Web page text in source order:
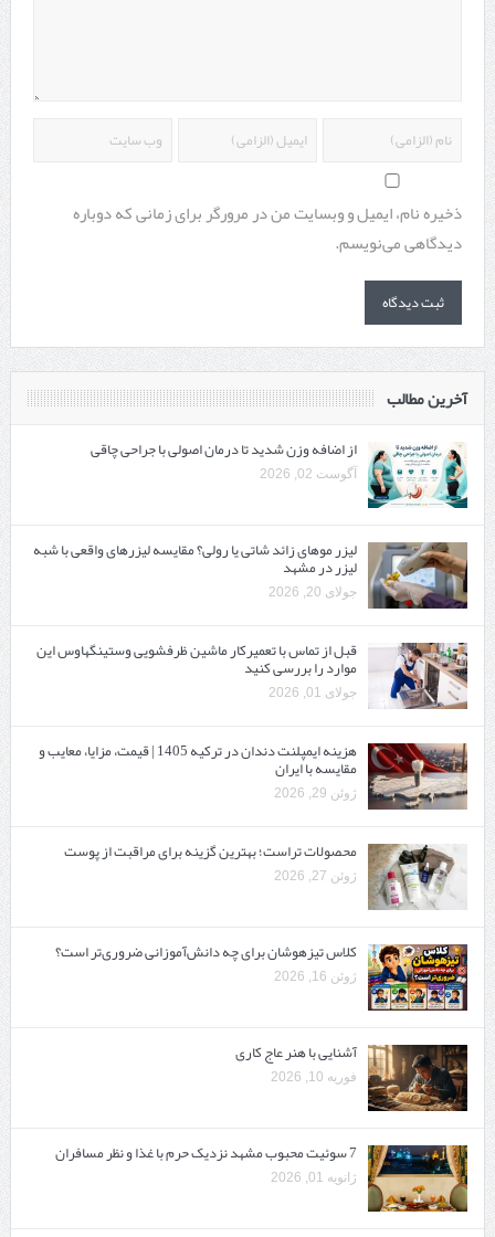
ذخیره نام، ایمیل و وبسایت من در مرورگر برای زمانی که دوباره
دیدگاهی می‌نویسم.
آخرین مطالب
از اضافه وزن شدید تا درمان اصولی با جراحی چاقی
آگوست 02, 2026
لیزر موهای زائد شاتی یا رولی؟ مقایسه لیزرهای واقعی با شبه‌
لیزر در مشهد
جولای 20, 2026
قبل از تماس با تعمیرکار ماشین ظرفشویی وستینگهاوس این
موارد را بررسی کنید
جولای 01, 2026
هزینه ایمپلنت دندان در ترکیه 1405 | قیمت، مزایا، معایب و
مقایسه با ایران
ژوئن 29, 2026
محصولات تراست؛ بهترین گزینه برای مراقبت از پوست
ژوئن 27, 2026
کلاس تیزهوشان برای چه دانش‌آموزانی ضروری‌تر است؟
ژوئن 16, 2026
آشنایی با هنر عاج کاری
فوریه 10, 2026
7 سوئیت محبوب مشهد نزدیک حرم با غذا و نظر مسافران
ژانویه 01, 2026